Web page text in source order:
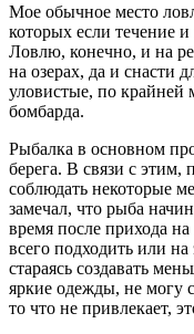
Мое обычное место
которых если течение и
Ловлю, конечно, и на
на озерах, да и снасти
уловистые, по крайней
бомбарда.
Рыбалка в основном
берега. В связи с
соблюдать некоторые
замечал, что рыба
время после прихода
всего подходить или
стараясь создавать
яркие одежды, не могу
то что не привлекает,